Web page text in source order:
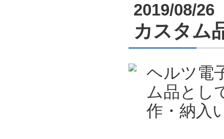
2019/08/26
カスタム
ヘルツ電
ム品とし
作・納入